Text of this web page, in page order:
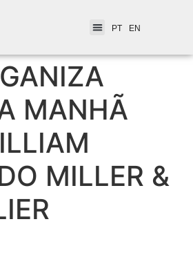
PT EN
MANHÃ
MILLER &